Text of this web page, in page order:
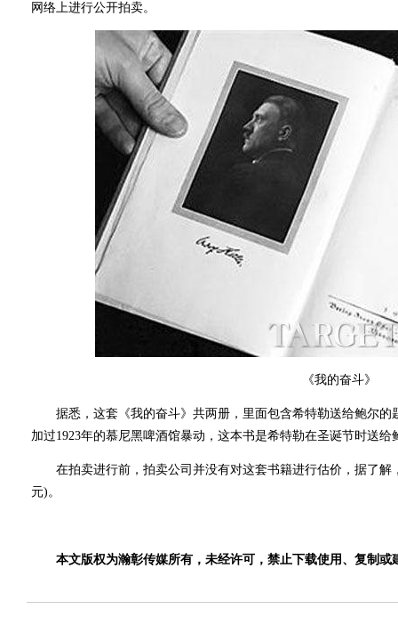
网络上进行公开拍卖。
《我的奋斗》
据悉，这套《我的奋斗》共两册，里面包含希特勒送给鲍尔的
加过1923年的慕尼黑啤酒馆暴动，这本书是希特勒在圣诞节时送给
在拍卖进行前，拍卖公司并没有对这套书籍进行估价，据了解
元)。
本文版权为瀚彰传媒所有，未经许可，禁止下载使用、复制或